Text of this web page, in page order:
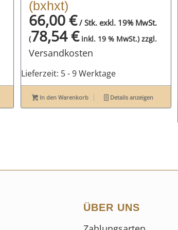
(bxhxt)
66,00€/ Stk. exkl. 19% MwSt.
(78,54€inkl. 19 % MwSt.) zzgl.
Versandkosten
Lieferzeit: 5 - 9 Werktage
In den Warenkorb Details anzeigen
ÜBER UNS